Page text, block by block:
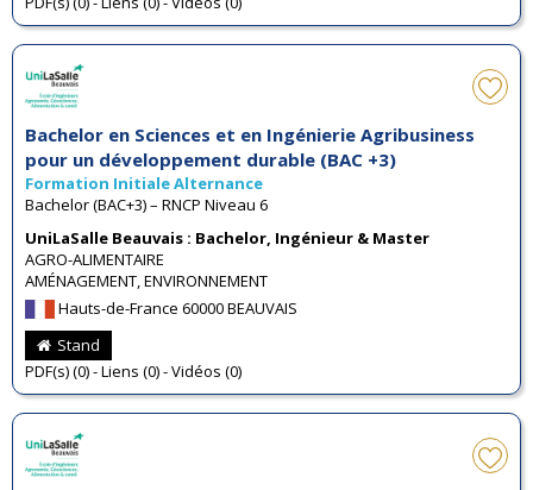
Bachelor en Sciences et en Ingénierie Agribusiness
pour un développement durable (BAC +3)
Formation Initiale Alternance
Bachelor (BAC+3) – RNCP Niveau 6
UniLaSalle Beauvais : Bachelor, Ingénieur & Master
AGRO-ALIMENTAIRE
AMÉNAGEMENT, ENVIRONNEMENT
Hauts-de-France 60000 BEAUVAIS
Stand
PDF(s) (0) - Liens (0) - Vidéos (0)